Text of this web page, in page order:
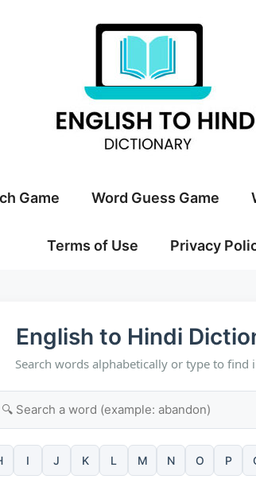
Game Word Guess Game
Terms of Use Privacy
English to Hindi
Search words alphabetically or type to find
I J K L M N O P